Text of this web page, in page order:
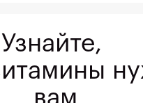
Узнайте,